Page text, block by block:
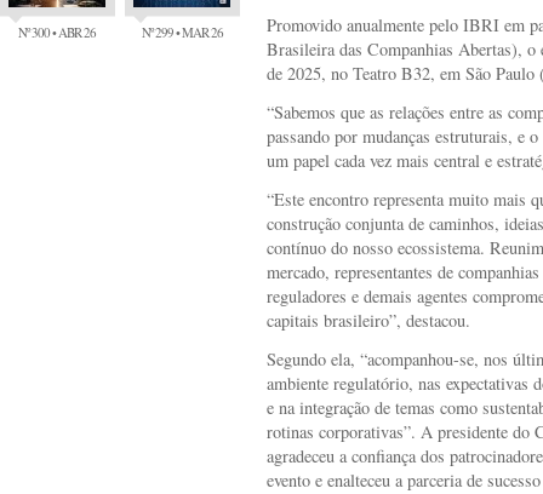
Nº 300 • ABR 26 Nº 299 • MAR 26
Promovido anualmente pelo IBRI em
Brasileira das Companhias Abertas), o
de 2025, no Teatro B32, em São Paulo
“Sabemos que as relações entre as
passando por mudanças estruturais, e
um papel cada vez mais central e
“Este encontro representa muito mais
construção conjunta de caminhos,
contínuo do nosso ecossistema.
mercado, representantes de
reguladores e demais agentes
capitais brasileiro”, destacou.
Segundo ela, “acompanhou-se, nos
ambiente regulatório, nas expectativas
e na integração de temas como
rotinas corporativas”. A presidente
agradeceu a confiança dos
evento e enalteceu a parceria de